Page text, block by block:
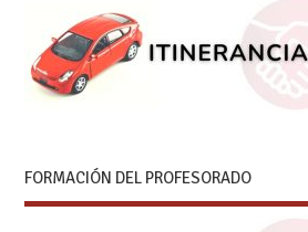
FORMACIÓN DEL PROFESORADO